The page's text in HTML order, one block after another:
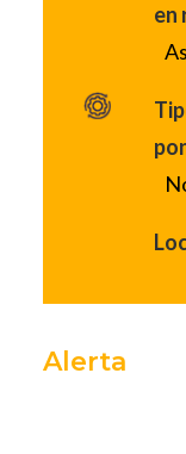
en
Alerta